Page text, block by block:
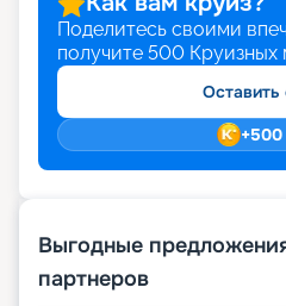
Поделитесь своими
получите 500 Круизных
Оставить
+500
Выгодные
партнеров